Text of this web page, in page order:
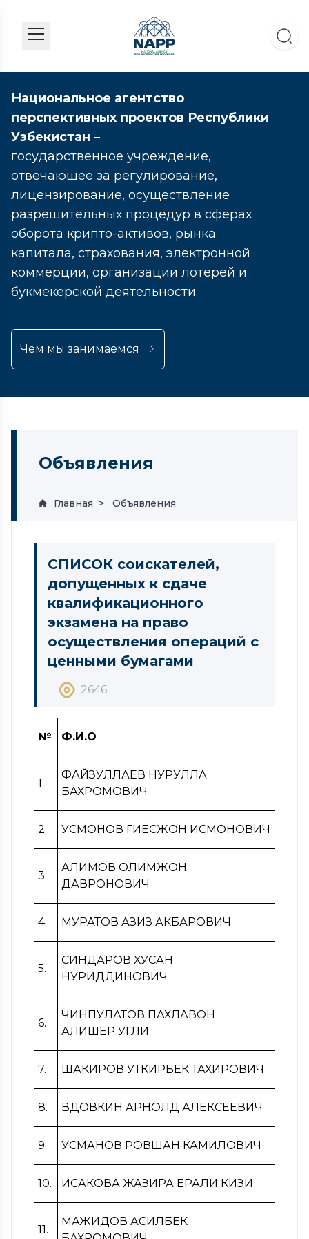
Национальное агентство
перспективных проектов Республики
Узбекистан –
государственное учреждение,
отвечающее за регулирование,
лицензирование, осуществление
разрешительных процедур в сферах
оборота крипто-активов, рынка
капитала, страхования, электронной
коммерции, организации лотерей и
букмекерской деятельности.
Чем мы занимаемся
Объявления
Главная Объявления
СПИСОК соискателей,
допущенных к сдаче
квалификационного
экзамена на право
осуществления операций с
ценными бумагами
2646
№ Ф.И.О
1.
ФАЙЗУЛЛАЕВ НУРУЛЛА
БАХРОМОВИЧ
2. УСМОНОВ ГИЁСЖОН ИСМОНОВИЧ
3.
АЛИМОВ ОЛИМЖОН
ДАВРОНОВИЧ
4. МУРАТОВ АЗИЗ АКБАРОВИЧ
5.
СИНДАРОВ ХУСАН
НУРИДДИНОВИЧ
6.
ЧИНПУЛАТОВ ПАХЛАВОН
АЛИШЕР УГЛИ
7. ШАКИРОВ УТКИРБЕК ТАХИРОВИЧ
8. ВДОВКИН АРНОЛД АЛЕКСЕЕВИЧ
9. УСМАНОВ РОВШАН КАМИЛОВИЧ
10. ИСАКОВА ЖАЗИРА ЕРАЛИ КИЗИ
11.
МАЖИДОВ АСИЛБЕК